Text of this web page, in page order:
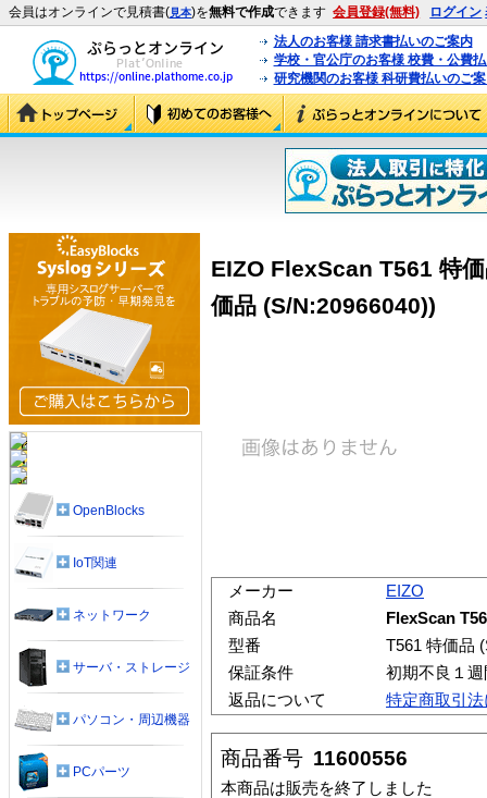
会員はオンラインで見積書(見本)を無料で作成できます 会員登録(無料) ログイン
法人のお客様 請求書払いのご案内
学校・官公庁のお客様 校費・公費
研究機関のお客様 科研費払いのご
EIZO FlexScan T561 特
価品 (S/N:20966040))
メーカー
EIZO
商品名
FlexScan
型番
T561 特価品
保証条件
初期不良１週
返品について
特定商取引
商品番号 11600556
本商品は販売を終了しました
OpenBlocks
IoT関連
ネットワーク
サーバ・ストレージ
パソコン・周辺機器
PCパーツ